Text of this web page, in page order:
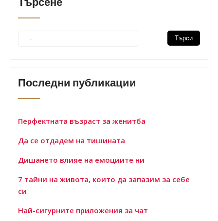
Последни публикации
Перфектната възраст за женитба
Да се отдадем на тишината
Дишането влияе на емоциите ни
7 тайни на живота, които да запазим за себе
си
Най-сигурните приложения за чат